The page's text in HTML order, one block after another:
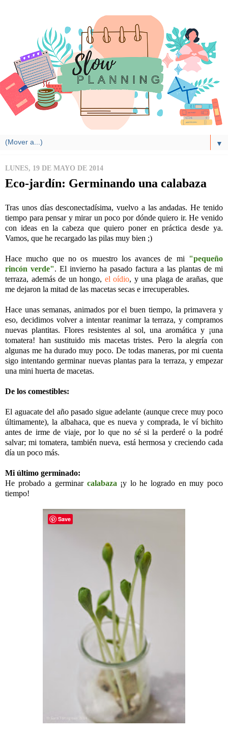
▼
LUNES, 19 DE MAYO DE 2014
Eco-jardín: Germinando una calabaza
Tras unos días desconectadísima, vuelvo a las andadas. He tenido
tiempo para pensar y mirar un poco por dónde quiero ir. He venido
con ideas en la cabeza que quiero poner en práctica desde ya.
Vamos, que he recargado las pilas muy bien ;)
Hace mucho que no os muestro los avances de mi "pequeño
rincón verde". El invierno ha pasado factura a las plantas de mi
terraza, además de un hongo, el oídio, y una plaga de arañas, que
me dejaron la mitad de las macetas secas e irrecuperables.
Hace unas semanas, animados por el buen tiempo, la primavera y
eso, decidimos volver a intentar reanimar la terraza, y compramos
nuevas plantitas. Flores resistentes al sol, una aromática y ¡una
tomatera! han sustituido mis macetas tristes. Pero la alegría con
algunas me ha durado muy poco. De todas maneras, por mi cuenta
sigo intentando germinar nuevas plantas para la terraza, y empezar
una mini huerta de macetas.
De los comestibles:
El aguacate del año pasado sigue adelante (aunque crece muy poco
últimamente), la albahaca, que es nueva y comprada, le ví bichito
antes de irme de viaje, por lo que no sé si la perderé o la podré
salvar; mi tomatera, también nueva, está hermosa y creciendo cada
día un poco más.
Mi último germinado:
He probado a germinar calabaza ¡y lo he logrado en muy poco
tiempo!
Save